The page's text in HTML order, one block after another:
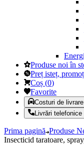
Produse noi în
Preț isteț,
Coș (0)
Favorite
Costuri de livrare
Livrări telefonice
Prima pagină Produse
Insecticid taratoare,